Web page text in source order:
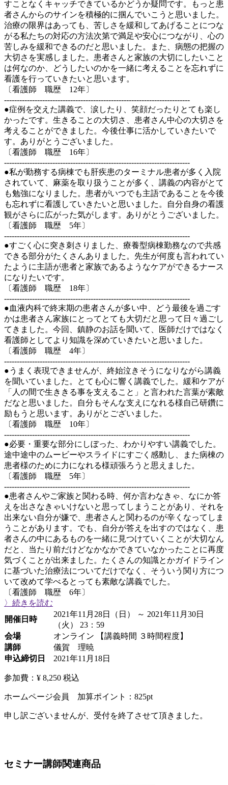
すことなくキャッチできているかどうか疑問です。もっと患
者さんからのサインを積極的に掴んでいこうと思いました。
治療の限界はあっても、苦しさを緩和してあげることにつな
がる私たちの対応の方法次第で満足や安心につながり、心の
苦しみを緩和できるのだと思いました。また、病態の把握の
大切さを実感しました。患者さんと家族の大切にしたいこと
は何なのか、どうしたいのかを一緒に考えることを忘れずに
看護を行っていきたいと思います。
〔看護師 職歴 12年〕
-------------------------------------------------------------------------
●症例を交えた講義で、涙したり、笑顔だったりとても楽し
かったです。生きることの大切さ、患者さん中心の大切さを
考えることができました。今後仕事に活かしていきたいで
す。ありがとうございました。
〔看護師 職歴 16年〕
-------------------------------------------------------------------------
●私が勤務する病棟でも肝疾患のターミナル患者が多く入院
されていて、麻薬を取り扱うことが多く、講義の内容がとて
も勉強になりました。患者がいつでも主語であることを今後
も忘れずに看護していきたいと思いました。自分自身の看護
観がさらに広がった気がします。ありがとうございました。
〔看護師 職歴 5年〕
-------------------------------------------------------------------------
●すごく心に突き刺さりました、療養型病棟勤務なので共感
できる部分がたくさんありました。先生が何度も言われてい
たように主語が患者と家族であるようなケアができるナース
になりたいです。
〔看護師 職歴 18年〕
-------------------------------------------------------------------------
●血液内科で終末期の患者さんが多い中、どう最後を過ごす
かは患者さん家族にとってとても大切だと思って日々過ごし
てきました。今回、鎮静のお話を聞いて、医師だけではなく
看護師としてより知識を深めていきたいと思いました。
〔看護師 職歴 4年〕
-------------------------------------------------------------------------
●うまく表現できませんが、終始泣きそうになりながら講義
を聞いていました。とても心に響く講義でした。緩和ケアが
「人の間で生ききる事を支えること」と言われた言葉が素敵
だなと思いました。自分もそんな支えになれる様自己研鑽に
励もうと思います。ありがとございました。
〔看護師 職歴 10年〕
-------------------------------------------------------------------------
●必要・重要な部分にしぼった、わかりやすい講義でした。
途中途中のムービーやスライドにすごく感動し、また病棟の
患者様のために力になれる様頑張ろうと思えました。
〔看護師 職歴 5年〕
-------------------------------------------------------------------------
●患者さんやご家族と関わる時、何か言わなきゃ、なにか答
えを出さなきゃいけないと思ってしまうことがあり、それを
出来ない自分が嫌で、患者さんと関わるのが辛くなってしま
うことがあります。でも、自分が答えを出すのではなく、患
者さんの中にあるものを一緒に見つけていくことが大切なん
だと、当たり前だけどなかなかできていなかったことに再度
気づくことが出来ました。たくさんの知識とかガイドライン
に基づいた治療法についてだけでなく、そういう関り方につ
いて改めて学べるとっても素敵な講義でした。
〔看護師 職歴 6年〕
〉続きを読む
開催日時
2021年11月28日（日） ～ 2021年11月30日
（火） 23：59
会場
オンライン 【講義時間 ３時間程度】
講師
儀賀 理暁
申込締切日
2021年11月18日
参加費：¥ 8,250 税込
ホームページ会員 加算ポイント： 825pt
申し訳ございませんが、受付を終了させて頂きました。
セミナー講師関連商品